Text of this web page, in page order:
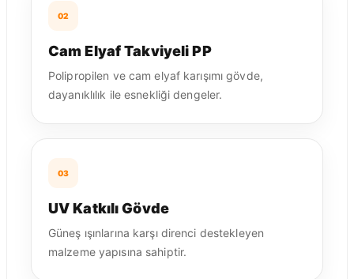
02
Cam Elyaf Takviyeli PP
Polipropilen ve cam elyaf karışımı gövde,
dayanıklılık ile esnekliği dengeler.
03
UV Katkılı Gövde
Güneş ışınlarına karşı direnci destekleyen
malzeme yapısına sahiptir.